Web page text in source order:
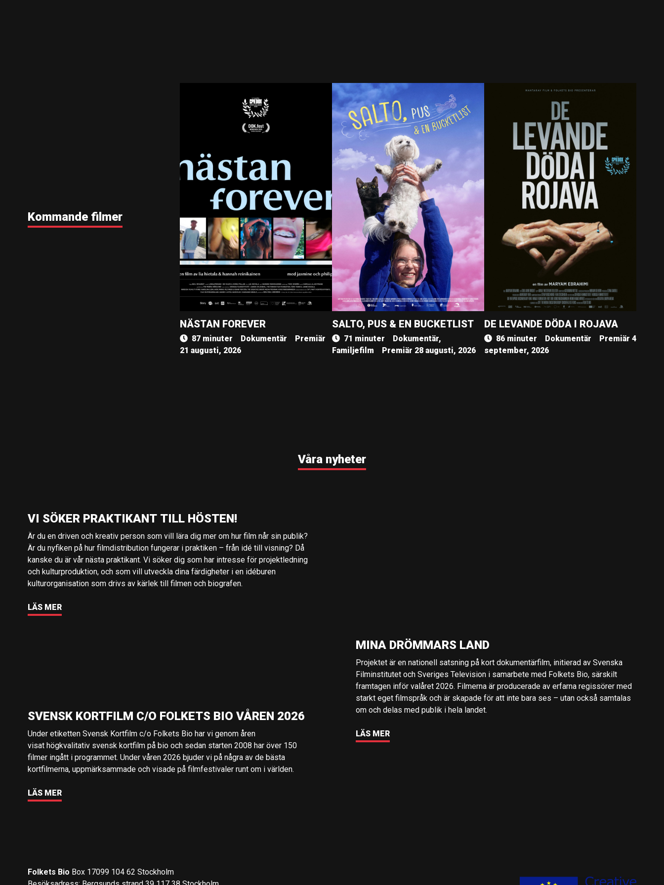
Kommande filmer
NÄSTAN FOREVER
87 minuter Dokumentär
Premiär
21 augusti, 2026
SALTO, PUS & EN BUCKETLIST
71 minuter
Dokumentär,
Familjefilm
Premiär 28 augusti, 2026
DE LEVANDE DÖDA I ROJAVA
86 minuter Dokumentär
Premiär 4
september, 2026
Våra nyheter
VI SÖKER PRAKTIKANT TILL HÖSTEN!
Är du en driven och kreativ person som vill lära dig mer om hur film når sin publik?
Är du nyfiken på hur filmdistribution fungerar i praktiken – från idé till visning? Då
kanske du är vår nästa praktikant. Vi söker dig som har intresse för projektledning
och kulturproduktion, och som vill utveckla dina färdigheter i en idéburen
kulturorganisation som drivs av kärlek till filmen och biografen.
LÄS MER
MINA DRÖMMARS LAND
Projektet är en nationell satsning på kort dokumentärfilm, initierad av Svenska
Filminstitutet och Sveriges Television i samarbete med Folkets Bio, särskilt
framtagen inför valåret 2026. Filmerna är producerade av erfarna regissörer med
starkt eget filmspråk och är skapade för att inte bara ses – utan också samtalas
om och delas med publik i hela landet.
LÄS MER
SVENSK KORTFILM C/O FOLKETS BIO VÅREN 2026
Under etiketten Svensk Kortfilm c/o Folkets Bio har vi genom åren
visat högkvalitativ svensk kortfilm på bio och sedan starten 2008 har över 150
filmer ingått i programmet. Under våren 2026 bjuder vi på några av de bästa
kortfilmerna, uppmärksammade och visade på filmfestivaler runt om i världen.
LÄS MER
Folkets Bio Box 17099 104 62 Stockholm